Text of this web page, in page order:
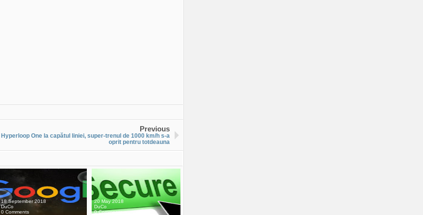
Previous
Hyperloop One la capătul liniei, super-trenul de 1000 km/h s-a
oprit pentru totdeauna
18 September 2018
DuCo
0 Comments
20 May 2018
DuCo
0 Comments